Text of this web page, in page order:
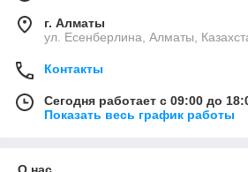
г. Алматы
ул. Есенберлина, Алматы,
Контакты
Сегодня работает с 09:00 до
Показать весь график работы